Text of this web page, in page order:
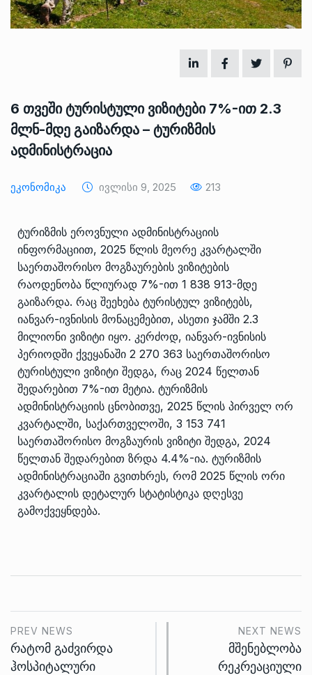
6 თვეში ტურისტული ვიზიტები 7%-ით 2.3
მლნ-მდე გაიზარდა – ტურიზმის
ადმინისტრაცია
Ეკონომიკა Ივლისი 9, 2025 213
ტურიზმის ეროვნული ადმინისტრაციის
ინფორმაციით, 2025 წლის მეორე კვარტალში
საერთაშორისო მოგზაურების ვიზიტების
რაოდენობა წლიურად 7%-ით 1 838 913-მდე
გაიზარდა. რაც შეეხება ტურისტულ ვიზიტებს,
იანვარ-ივნისის მონაცემებით, ასეთი ჯამში 2.3
მილიონი ვიზიტი იყო. კერძოდ, იანვარ-ივნისის
პერიოდში ქვეყანაში 2 270 363 საერთაშორისო
ტურისტული ვიზიტი შედგა, რაც 2024 წელთან
შედარებით 7%-ით მეტია. ტურიზმის
ადმინისტრაციის ცნობითვე, 2025 წლის პირველ ორ
კვარტალში, საქართველოში, 3 153 741
საერთაშორისო მოგზაურის ვიზიტი შედგა, 2024
წელთან შედარებით ზრდა 4.4%-ია. ტურიზმის
ადმინისტრაციაში გვითხრეს, რომ 2025 წლის ორი
კვარტალის დეტალურ სტატისტიკა დღესვე
გამოქვეყნდება.
PREV NEWS
რატომ გაძვირდა
ჰოსპიტალური
NEXT NEWS
მშენებლობა
რეკრეაციული